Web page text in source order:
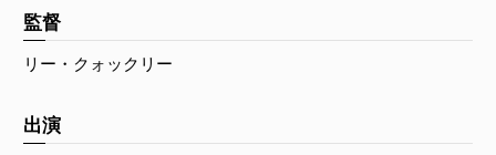
監督
リー・クォックリー
出演